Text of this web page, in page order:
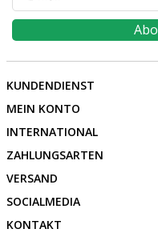
KUNDENDIENST
MEIN KONTO
INTERNATIONAL
ZAHLUNGSARTEN
VERSAND
SOCIALMEDIA
KONTAKT